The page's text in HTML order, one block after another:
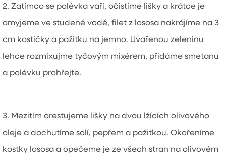
2. Zatímco se polévka vaří, očistíme lišky a krátce je
omyjeme ve studené vodě, filet z lososa nakrájíme na 3
cm kostičky a pažitku na jemno. Uvařenou zeleninu
lehce rozmixujme tyčovým mixérem, přidáme smetanu
a polévku prohřejte.
3. Mezitím orestujeme lišky na dvou lžících olivového
oleje a dochutíme solí, pepřem a pažitkou. Okořeníme
kostky lososa a opečeme je ze všech stran na olivovém